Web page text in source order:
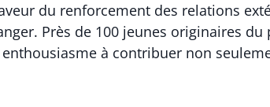
du renforcement des relations
Près de 100 jeunes originaires
à contribuer non